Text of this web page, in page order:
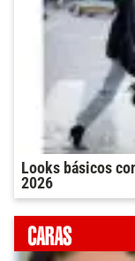
Looks básicos
2026